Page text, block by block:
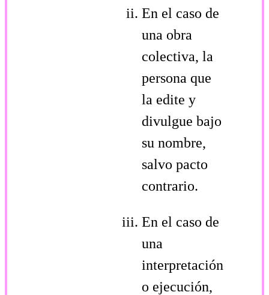
En el caso de
una obra
colectiva, la
persona que
la edite y
divulgue bajo
su nombre,
salvo pacto
contrario.
En el caso de
una
interpretación
o ejecución,